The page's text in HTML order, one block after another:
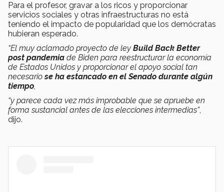
Para el profesor, gravar a los ricos y proporcionar
servicios sociales y otras infraestructuras no está
teniendo el impacto de popularidad que los demócratas
hubieran esperado.
“El muy aclamado proyecto de ley Build Back Better
post pandemia de Biden para reestructurar la economía
de Estados Unidos y proporcionar el apoyo social tan
necesariose ha estancado en el Senado durante algún
tiempo,
“y parece cada vez más improbable que se apruebe en
forma sustancial antes de las elecciones intermedias”,
dijo.